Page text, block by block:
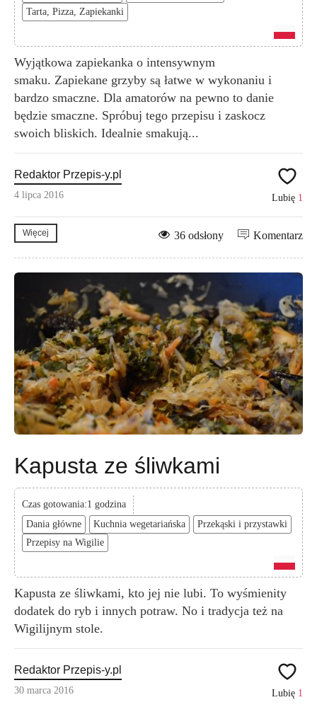
Tarta, Pizza, Zapiekanki
Wyjątkowa zapiekanka o intensywnym
smaku. Zapiekane grzyby są łatwe w wykonaniu i
bardzo smaczne. Dla amatorów na pewno to danie
będzie smaczne. Spróbuj tego przepisu i zaskocz
swoich bliskich. Idealnie smakują...
Redaktor Przepis-y.pl
4 lipca 2016 Lubię 1
Więcej Komentarz
36 odsłony
Kapusta ze śliwkami
Czas gotowania:1 godzina
Dania główne
Kuchnia wegetariańska
Przekąski i przystawki
Przepisy na Wigilie
Kapusta ze śliwkami, kto jej nie lubi. To wyśmienity
dodatek do ryb i innych potraw. No i tradycja też na
Wigilijnym stole.
Redaktor Przepis-y.pl
30 marca 2016 Lubię 1